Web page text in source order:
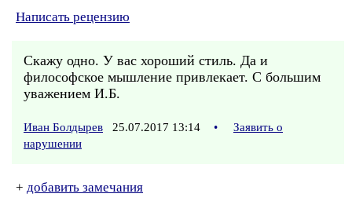
Написать рецензию
Скажу одно. У вас хороший стиль. Да и
философское мышление привлекает. С большим
уважением И.Б.
Иван Болдырев 25.07.2017 13:14 •
Заявить о
нарушении
+ добавить замечания